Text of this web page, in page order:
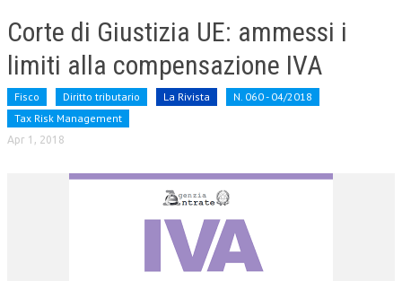
Corte di Giustizia UE: ammessi i
limiti alla compensazione IVA
Fisco Diritto tributario La Rivista
N. 060 - 04/2018
Tax Risk Management
Apr 1, 2018